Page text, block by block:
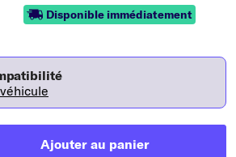
Disponible immédiatement
Ajouter au panier